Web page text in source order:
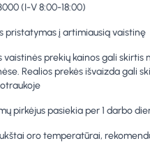
(I-V 8:00-18:00)
pristatymas į artimiausią vaistinę
prekių kainos gali skirtis
Realios prekės išvaizda gali
pirkėjus pasiekia per 1 darbo
oro temperatūrai,